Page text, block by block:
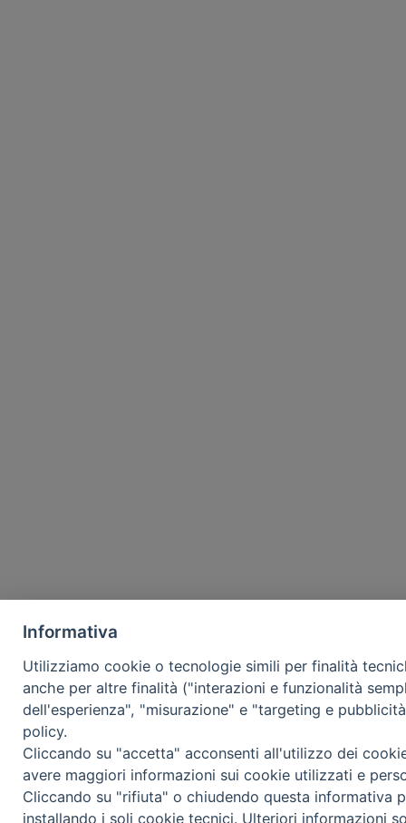
Informativa
Utilizziamo cookie o tecnologie simili per finalità
anche per altre finalità ("interazioni e funzionalità
dell'esperienza", "misurazione" e "targeting e
policy.
Cliccando su "accetta" acconsenti all'utilizzo dei
avere maggiori informazioni sui cookie utilizzati e
Cliccando su "rifiuta" o chiudendo questa informativa
installando i soli cookie tecnici. Ulteriori informazioni